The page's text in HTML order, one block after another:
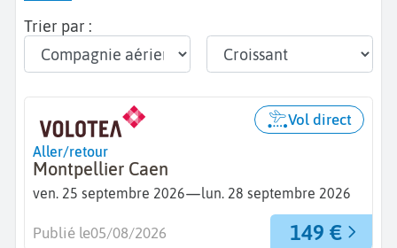
Trier par :
Aller/retour
Montpellier Caen
ven. 25 septembre 2026—lun. 28 septembre 2026
Vol direct
149 €
Publié le05/08/2026